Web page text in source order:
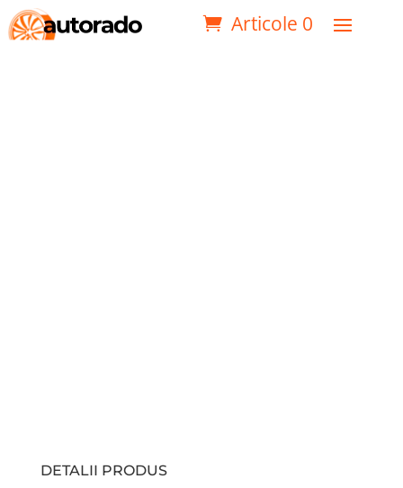
Articole 0
DETALII PRODUS